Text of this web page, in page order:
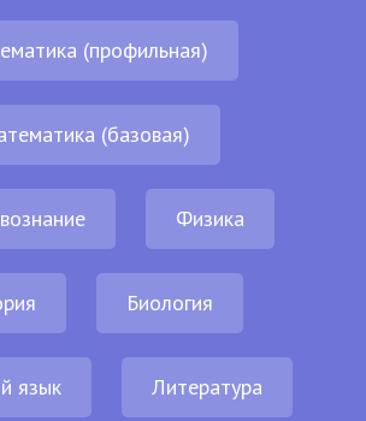
(профильная)
(базовая)
Физика
Биология
язык Литература